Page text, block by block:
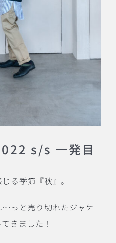
s/s 一発目
る季節『秋』。
っと売り切れたジャケ
きました！